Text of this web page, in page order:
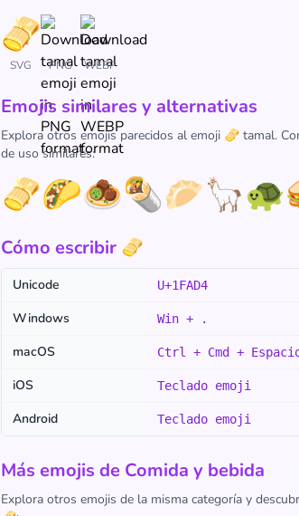
SVG PNG WEBP
Emojis similares y alternativas
Explora otros emojis parecidos al emoji 🫔 tamal.
de uso similares:
🫔🌮🧆🌯🥟🦙🐢
Cómo escribir 🫔
Unicode U+1FAD4
Windows Win + .
macOS Ctrl + Cmd +
iOS Teclado emoji
Android Teclado emoji
Más emojis de Comida y bebida
Explora otros emojis de la misma categoría y